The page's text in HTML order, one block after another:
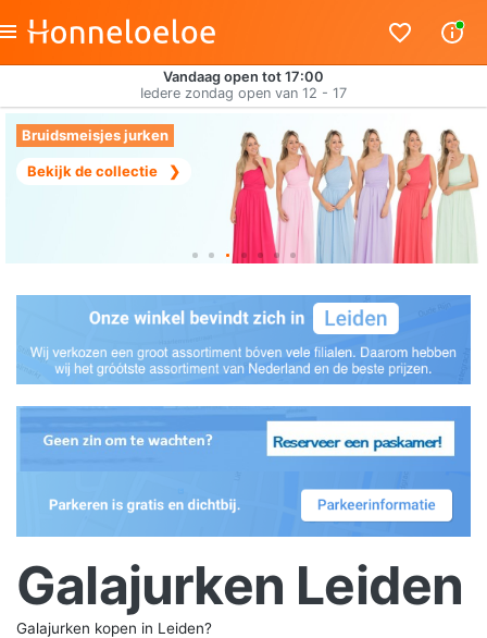
Vandaag open tot 17:00
Iedere zondag open van 12 - 17
Bruidsmeisjes jurken
Bekijk de collectie ❯
Galajurken Leiden
Galajurken kopen in Leiden?